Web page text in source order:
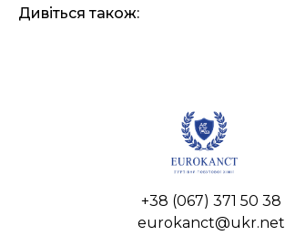
Дивіться також:
+38 (067) 371 50 38
eurokanct@ukr.net